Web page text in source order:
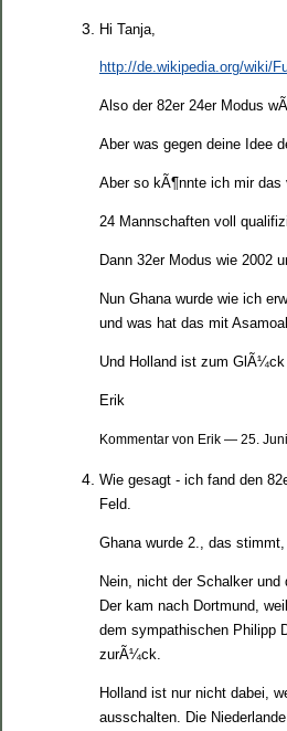
Hi Tanja,
http://de.wikipedia.org/wiki/
Also der 82er 24er Modus
Aber was gegen deine Idee
Aber so kÃ¶nnte ich mir das
24 Mannschaften voll
Dann 32er Modus wie 2002
Nun Ghana wurde wie ich
und was hat das mit
Und Holland ist zum
Erik
Kommentar von Erik — 25.
Wie gesagt - ich fand den
Feld.
Ghana wurde 2., das
Nein, nicht der Schalker
Der kam nach Dortmund,
dem sympathischen Philipp
zurÃ¼ck.
Holland ist nur nicht dabei,
ausschalten. Die